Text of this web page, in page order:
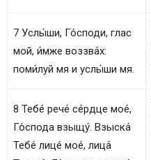
7 Услы́ши, Го́споди, глас
мой, и́мже воззва́х:
поми́луй мя и услы́ши мя.
8 Тебе́ рече́ се́рдце мое́,
Го́спода взыщу́. Взыска́
Тебе́ лице́ мое́, лица́